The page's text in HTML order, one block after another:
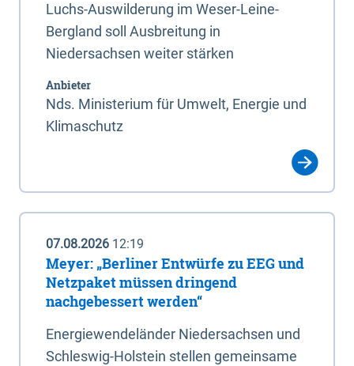
Luchs-Auswilderung im Weser-Leine-
Bergland soll Ausbreitung in
Niedersachsen weiter stärken
Anbieter
Nds. Ministerium für Umwelt, Energie und
Klimaschutz
07.08.2026 12:19
Meyer: „Berliner Entwürfe zu EEG und
Netzpaket müssen dringend
nachgebessert werden“
Energiewendeländer Niedersachsen und
Schleswig-Holstein stellen gemeinsame